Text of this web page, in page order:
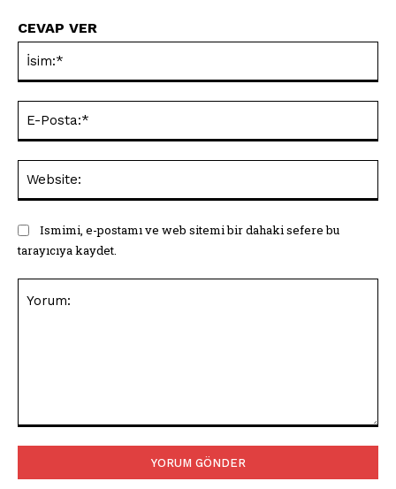
CEVAP VER
Ismimi, e-postamı ve web sitemi bir dahaki sefere bu
tarayıcıya kaydet.